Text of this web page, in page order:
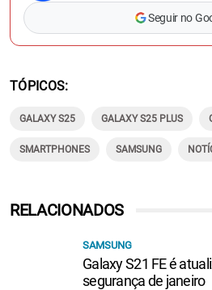
Seguir no
TÓPICOS
GALAXY S25 GALAXY S25 PLUS
SMARTPHONES SAMSUNG
RELACIONADOS
SAMSUNG
Galaxy S21 FE é
segurança de janeiro